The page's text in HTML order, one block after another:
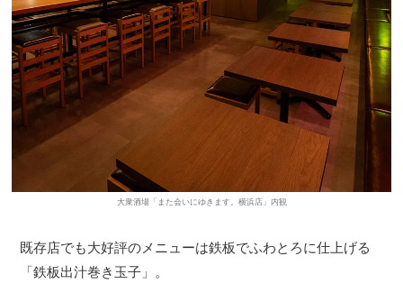
大衆酒場「また会いにゆきます。横浜店」内観
既存店でも大好評のメニューは鉄板でふわとろに仕上げる
「鉄板出汁巻き玉子」。